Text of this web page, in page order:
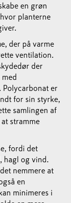
en grøn
planterne
der på varme
ventilation.
der
Polycarbonat er
for sin styrke,
samlingen af
stramme
fordi det
og vind.
nemmere at
en
minimeres i